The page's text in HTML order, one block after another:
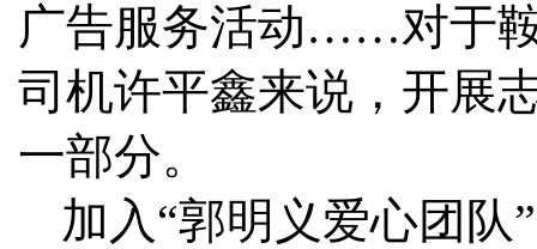
广告服务活动……对于
司机许平鑫来说，开展
一部分。
加入“郭明义爱心团